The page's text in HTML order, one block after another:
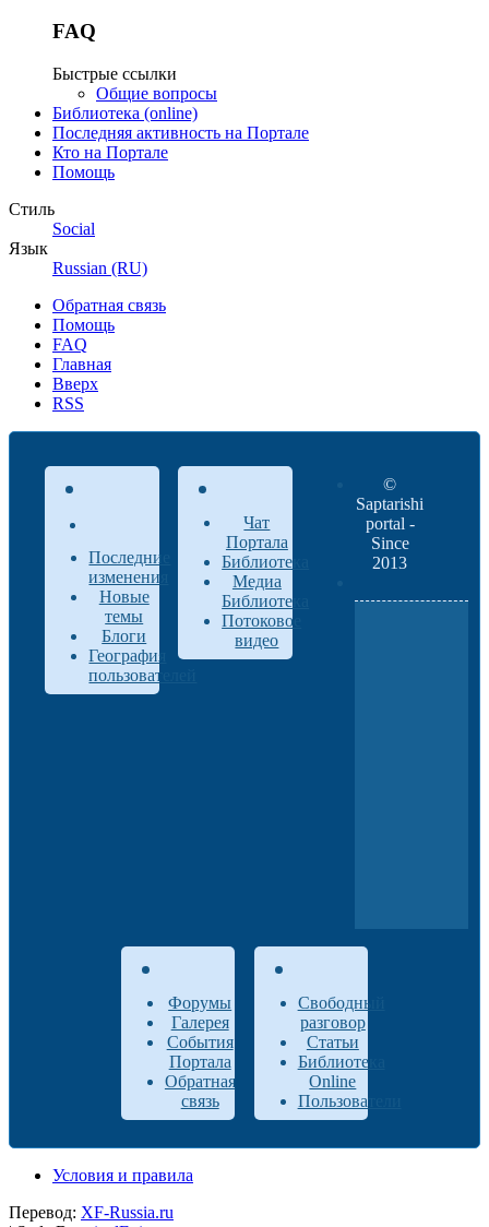
FAQ
Быстрые ссылки
Общие вопросы
Библиотека (online)
Последняя активность на Портале
Кто на Портале
Помощь
Стиль
Social
Язык
Russian (RU)
Обратная связь
Помощь
FAQ
Главная
Вверх
RSS
Последние
изменения
Новые
темы
Блоги
География
пользователей
Чат
Портала
Библиотека
Медиа
Библиотека
Потоковое
видео
©
Saptarishi
portal -
Since
2013
Форумы
Галерея
События
Портала
Обратная
связь
Свободный
разговор
Статьи
Библиотека
Online
Пользователи
Условия и правила
Перевод: XF-Russia.ru